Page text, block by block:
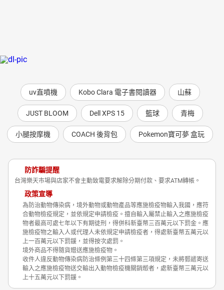
uv直噴機 Kobo Clara 電子書閱讀器 山蘇
JUST BLOOM Dell XPS 15 籃球 青梅
小腿按摩機 COACH 後背包 Pokemon寶可夢 盒玩
防詐騙提醒
台灣樂天市場與店家不會主動致電要求解除分期付款、要求ATM轉帳。
政策宣導
為防治動物傳染病，境外動物或動物產品等應施檢疫物輸入我國，應符
合動物檢疫規定，並依規定申請檢疫。擅自輸入屬禁止輸入之應施檢疫
物者最高可處七年以下有期徒刑，得併科新臺幣三百萬元以下罰金。應
施檢疫物之輸入人或代理人未依規定申請檢疫者，得處新臺幣五萬元以
上一百萬元以下罰鍰，並得按次處罰。
境外商品不得隨貨贈送應施檢疫物。
收件人違反動物傳染病防治條例第三十四條第三項規定，未將郵遞寄送
輸入之應施檢疫物送交輸出入動物檢疫機關銷燬者，處新臺幣三萬元以
上十五萬元以下罰鍰。